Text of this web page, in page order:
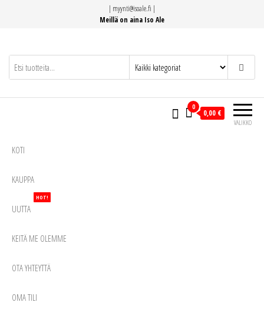
| myynti@isoale.fi |
Meillä on aina Iso Ale
VALIKKO
0
0,00 €
KOTI
KAUPPA
UUTTA
HOT!
KEITÄ ME OLEMME
OTA YHTEYTTÄ
OMA TILI